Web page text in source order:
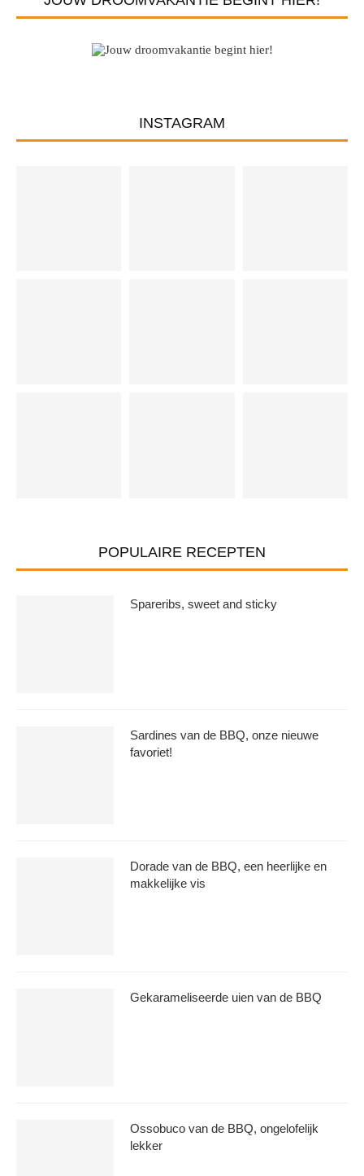
INSTAGRAM
POPULAIRE RECEPTEN
Spareribs, sweet and sticky
Sardines van de BBQ, onze nieuwe
favoriet!
Dorade van de BBQ, een heerlijke en
makkelijke vis
Gekarameliseerde uien van de BBQ
Ossobuco van de BBQ, ongelofelijk
lekker